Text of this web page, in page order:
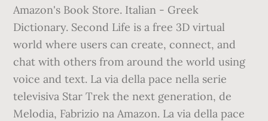
Amazon's Book Store. Italian - Greek
Dictionary. Second Life is a free 3D virtual
world where users can create, connect, and
chat with others from around the world using
voice and text. La via della pace nella serie
televisiva Star Trek the next generation, de
Melodia, Fabrizio na Amazon. La via della pace